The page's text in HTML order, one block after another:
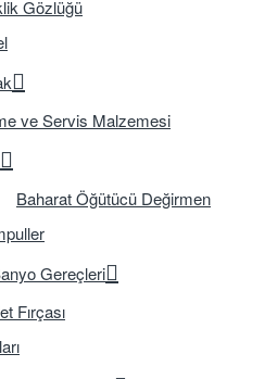
Gözlüğü
ve Servis Malzemesi
Baharat Öğütücü Değirmen
Gereçleri
Fırçası